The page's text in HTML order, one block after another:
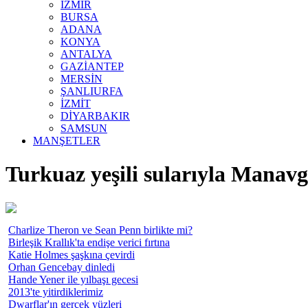
İZMİR
BURSA
ADANA
KONYA
ANTALYA
GAZİANTEP
MERSİN
ŞANLIURFA
İZMİT
DİYARBAKIR
SAMSUN
MANŞETLER
Turkuaz yeşili sularıyla
Charlize Theron ve Sean Penn birlikte mi?
Birleşik Krallık'ta endişe verici fırtına
Katie Holmes şaşkına çevirdi
Orhan Gencebay dinledi
Hande Yener ile yılbaşı gecesi
2013'te yitirdiklerimiz
Dwarflar'ın gerçek yüzleri